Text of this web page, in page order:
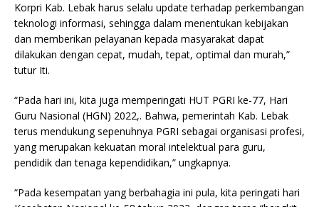
Korpri Kab. Lebak harus selalu update terhadap perkembangan
teknologi informasi, sehingga dalam menentukan kebijakan
dan memberikan pelayanan kepada masyarakat dapat
dilakukan dengan cepat, mudah, tepat, optimal dan murah,”
tutur Iti.
“Pada hari ini, kita juga memperingati HUT PGRI ke-77, Hari
Guru Nasional (HGN) 2022,. Bahwa, pemerintah Kab. Lebak
terus mendukung sepenuhnya PGRI sebagai organisasi profesi,
yang merupakan kekuatan moral intelektual para guru,
pendidik dan tenaga kependidikan,” ungkapnya.
“Pada kesempatan yang berbahagia ini pula, kita peringati hari